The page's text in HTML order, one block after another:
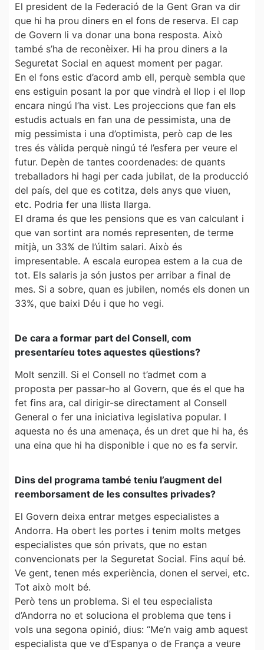
El president de la Federació de la Gent Gran va dir
que hi ha prou diners en el fons de reserva. El cap
de Govern li va donar una bona resposta. Això
també s’ha de reconèixer. Hi ha prou diners a la
Seguretat Social en aquest moment per pagar.
En el fons estic d’acord amb ell, perquè sembla que
ens estiguin posant la por que vindrà el llop i el llop
encara ningú l’ha vist. Les projeccions que fan els
estudis actuals en fan una de pessimista, una de
mig pessimista i una d’optimista, però cap de les
tres és vàlida perquè ningú té l’esfera per veure el
futur. Depèn de tantes coordenades: de quants
treballadors hi hagi per cada jubilat, de la producció
del país, del que es cotitza, dels anys que viuen,
etc. Podria fer una llista llarga.
El drama és que les pensions que es van calculant i
que van sortint ara només representen, de terme
mitjà, un 33% de l’últim salari. Això és
impresentable. A escala europea estem a la cua de
tot. Els salaris ja són justos per arribar a final de
mes. Si a sobre, quan es jubilen, només els donen un
33%, que baixi Déu i que ho vegi.
De cara a formar part del Consell, com
presentaríeu totes aquestes qüestions?
Molt senzill. Si el Consell no t’admet com a
proposta per passar-ho al Govern, que és el que ha
fet fins ara, cal dirigir-se directament al Consell
General o fer una iniciativa legislativa popular. I
aquesta no és una amenaça, és un dret que hi ha, és
una eina que hi ha disponible i que no es fa servir.
Dins del programa també teniu l’augment del
reemborsament de les consultes privades?
El Govern deixa entrar metges especialistes a
Andorra. Ha obert les portes i tenim molts metges
especialistes que són privats, que no estan
convencionats per la Seguretat Social. Fins aquí bé.
Ve gent, tenen més experiència, donen el servei, etc.
Tot això molt bé.
Però tens un problema. Si el teu especialista
d’Andorra no et soluciona el problema que tens i
vols una segona opinió, dius: “Me’n vaig amb aquest
especialista que ve d’Espanya o de França a veure